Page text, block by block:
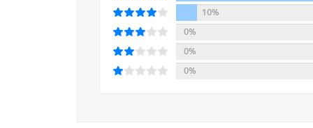
삶에 들이는 일”(34쪽)과 다름없다.
비건이라는 필터는 길고 긴 상품 목록을 윤리적
마음에 드는 제품을 빠르게 찾을 수 있게 됐습니
도마와 그릇, 수세미 등을 따로 쓰느라 싱크대가
10%
0%
0%
0%